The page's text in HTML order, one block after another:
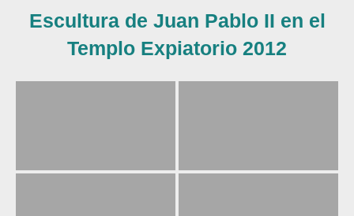
Escultura de Juan Pablo II en el
Templo Expiatorio 2012